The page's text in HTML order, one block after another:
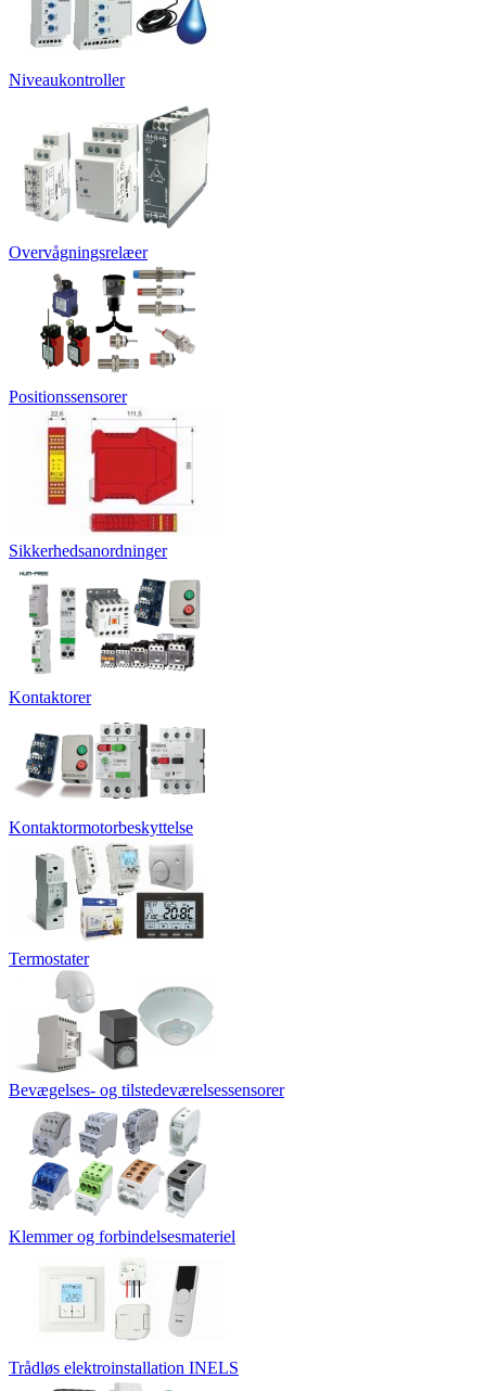
Niveaukontroller
Overvågningsrelæer
Positionssensorer
Sikkerhedsanordninger
Kontaktorer
Kontaktormotorbeskyttelse
Termostater
Bevægelses- og tilstedeværelsessensorer
Klemmer og forbindelsesmateriel
Trådløs elektroinstallation INELS